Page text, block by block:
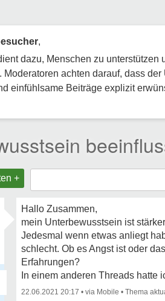
,
dazu, Menschen zu
Moderatoren achten darauf, dass
einfühlsame Beiträge explizit
+
Hallo Zusammen,
mein Unterbewusstsein ist
Jedesmal wenn etwas anliegt
schlecht. Ob es Angst ist oder
Erfahrungen?
In einem anderen Threads
22.06.2021 20:17 • •